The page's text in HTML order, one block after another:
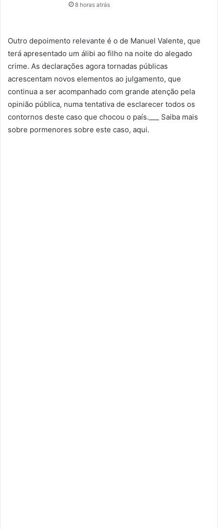
8 horas atrás
Outro depoimento relevante é o de Manuel Valente, que
terá apresentado um álibi ao filho na noite do alegado
crime. As declarações agora tornadas públicas
acrescentam novos elementos ao julgamento, que
continua a ser acompanhado com grande atenção pela
opinião pública, numa tentativa de esclarecer todos os
contornos deste caso que chocou o país.___ Saiba mais
sobre pormenores sobre este caso, aqui.